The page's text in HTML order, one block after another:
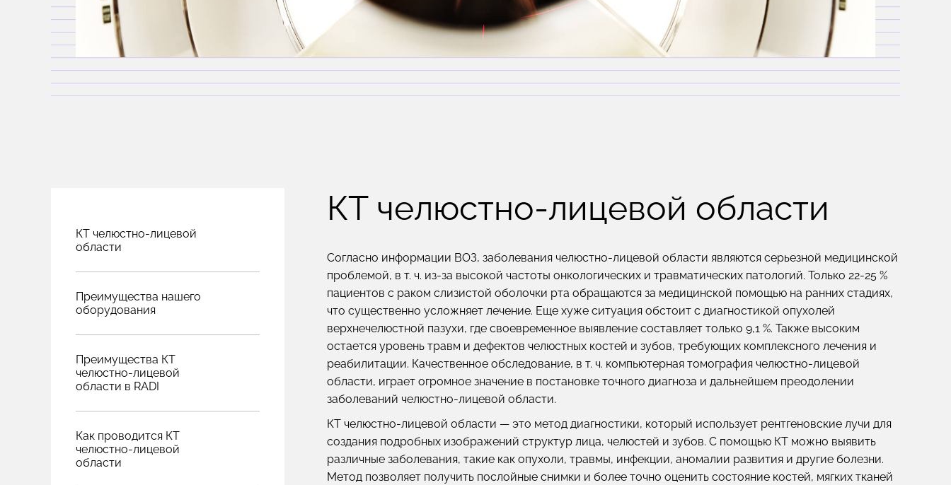
КТ челюстно-лицевой
области
Преимущества нашего
оборудования
Преимущества КТ
челюстно-лицевой
области в RADI
Как проводится КТ
челюстно-лицевой
области
КТ челюстно-лицевой области
Согласно информации ВОЗ, заболевания челюстно-лицевой области являются серьезной медицинской
проблемой, в т. ч. из-за высокой частоты онкологических и травматических патологий. Только 22-25 %
пациентов с раком слизистой оболочки рта обращаются за медицинской помощью на ранних стадиях,
что существенно усложняет лечение. Еще хуже ситуация обстоит с диагностикой опухолей
верхнечелюстной пазухи, где своевременное выявление составляет только 9,1 %. Также высоким
остается уровень травм и дефектов челюстных костей и зубов, требующих комплексного лечения и
реабилитации. Качественное обследование, в т. ч. компьютерная томография челюстно-лицевой
области, играет огромное значение в постановке точного диагноза и дальнейшем преодолении
заболеваний челюстно-лицевой области.
КТ челюстно-лицевой области — это метод диагностики, который использует рентгеновские лучи для
создания подробных изображений структур лица, челюстей и зубов. С помощью КТ можно выявить
различные заболевания, такие как опухоли, травмы, инфекции, аномалии развития и другие болезни.
Метод позволяет получить послойные снимки и более точно оценить состояние костей, мягких тканей